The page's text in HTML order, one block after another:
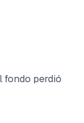
fondo perdió